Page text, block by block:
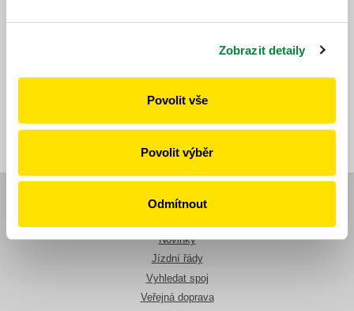
Zobrazit detaily
Povolit vše
Povolit výběr
Odmítnout
https://www.idpk.cz/jizdni-rady-a-spoje/zmeny-provozu/?
Publikováno dne: 5. 6. 2026
Navigace
Novinky
Jízdní řády
Vyhledat spoj
Veřejná doprava